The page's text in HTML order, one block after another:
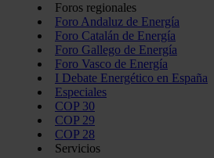
Foros regionales
Foro Andaluz de Energía
Foro Catalán de Energía
Foro Gallego de Energía
Foro Vasco de Energía
I Debate Energético en España
Especiales
COP 30
COP 29
COP 28
Servicios